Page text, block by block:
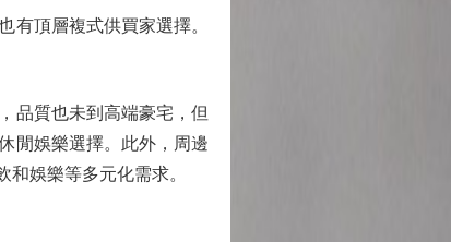
頂層複式供買家選擇。
品質也未到高端豪宅，但
閒娛樂選擇。此外，周邊
娛樂等多元化需求。